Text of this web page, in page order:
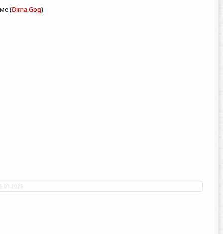
(Dima Gog)